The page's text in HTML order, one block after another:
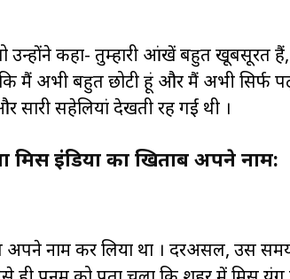
उन्होंने कहा- तुम्हारी आंखें बहुत खूबसूरत
मैं अभी बहुत छोटी हूं और मैं अभी सिर्फ
सहेलियां देखती रह गईं थी ।
इंडिया का खिताब अपने नाम:
अपने नाम कर लिया था । दरअसल, उस